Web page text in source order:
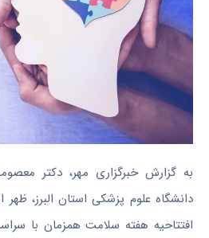
به گزارش خبرگزاری مهر، دکتر
دانشگاه علوم پزشکی استان البرز، ظهر
افتتاحیه هفته سلامت همزمان با